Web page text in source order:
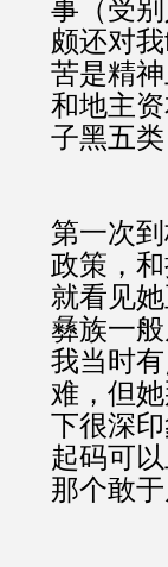
事（受
颇还对
苦是精
和地主
子黑五
第一次
政策，
就看见
彝族一
我当时
难，但
下很深
起码可
那个敢